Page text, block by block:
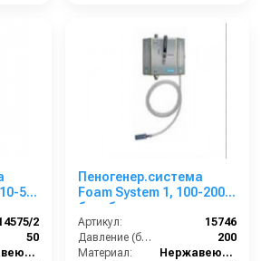
50
ш.
2
50
Нержавеющая сталь
Пеногенер.система
Foam System 1, 100-200
бар, без подачи
воздуха, на 1 ср-во БРС
БРС
Артикул:
15746
Давление (бар):
200
Материал:
Нержавеющая сталь